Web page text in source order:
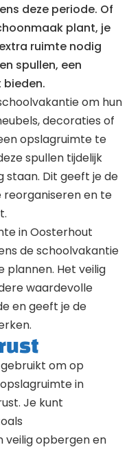
deze periode. Of
plant, je
ruimte nodig
spullen, een
om hun
decoraties of
opslagruimte te
spullen tijdelijk
staan. Dit geeft je de
reorganiseren en te
in Oosterhout
de schoolvakantie
plannen. Het veilig
waardevolle
en geeft je de
om op
in
Je kunt
veilig opbergen en